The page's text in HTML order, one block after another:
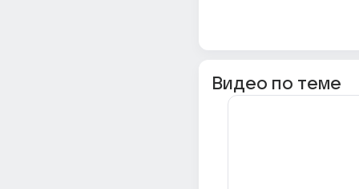
Видео по теме